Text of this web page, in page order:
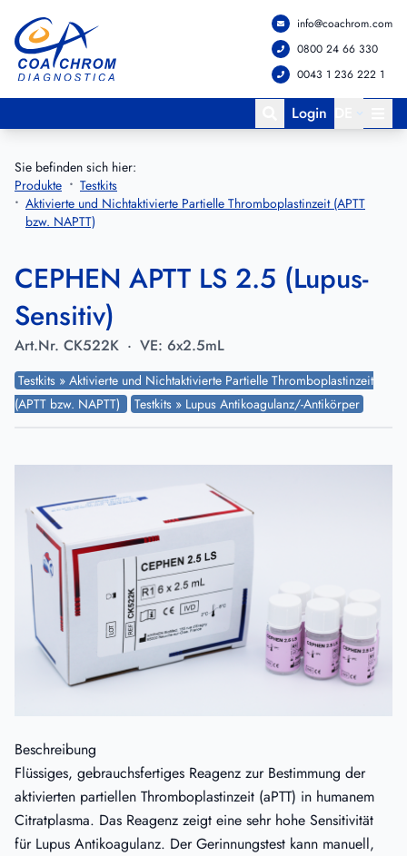
Zum Hauptmenü springen
Zum Hauptinhalt springen
info@coachrom.com
0800 24 66 330
0043 1 236 222 1
Login
Sie befinden sich hier:
Produkte
Testkits
Aktivierte und Nichtaktivierte Partielle Thromboplastinzeit (APTT
bzw. NAPTT)
CEPHEN APTT LS 2.5 (Lupus-
Sensitiv)
Art.Nr. CK522K · VE: 6x2.5mL
Testkits » Aktivierte und Nichtaktivierte Partielle Thromboplastinzeit
(APTT bzw. NAPTT)
Testkits » Lupus Antikoagulanz/-Antikörper
Beschreibung
Flüssiges, gebrauchsfertiges Reagenz zur Bestimmung der
aktivierten partiellen Thromboplastinzeit (aPTT) in humanem
Citratplasma. Das Reagenz zeigt eine sehr hohe Sensitivität
für Lupus Antikoagulanz. Der Gerinnungstest kann manuell,